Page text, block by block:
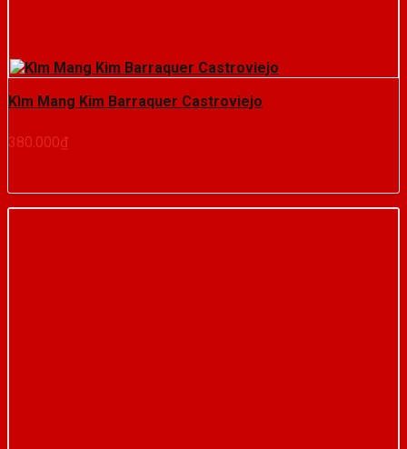
Kìm Mang Kim Barraquer Castroviejo
380.000₫